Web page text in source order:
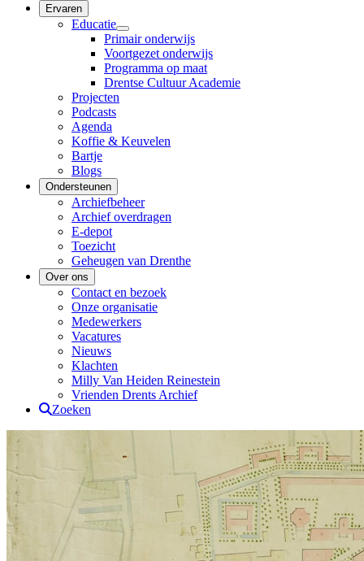
Ervaren
Educatie
Primair onderwijs
Voortgezet onderwijs
Programma op maat
Drentse Cultuur Academie
Projecten
Podcasts
Agenda
Koffie & Keuvelen
Bartje
Blogs
Ondersteunen
Archiefbeheer
Archief overdragen
E-depot
Toezicht
Geheugen van Drenthe
Over ons
Contact en bezoek
Onze organisatie
Medewerkers
Vacatures
Nieuws
Klachten
Milly Van Heiden Reinestein
Vrienden Drents Archief
Zoeken
Drents Archief